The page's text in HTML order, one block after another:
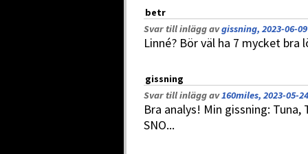
betr
Svar till inlägg avgissning, 2023-06-
Linné? Bör väl ha 7 mycket
gissning
Svar till inlägg av160miles, 2023-05-
Bra analys! Min gissning: Tuna,
SNO...